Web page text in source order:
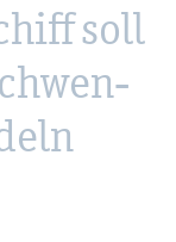
soll